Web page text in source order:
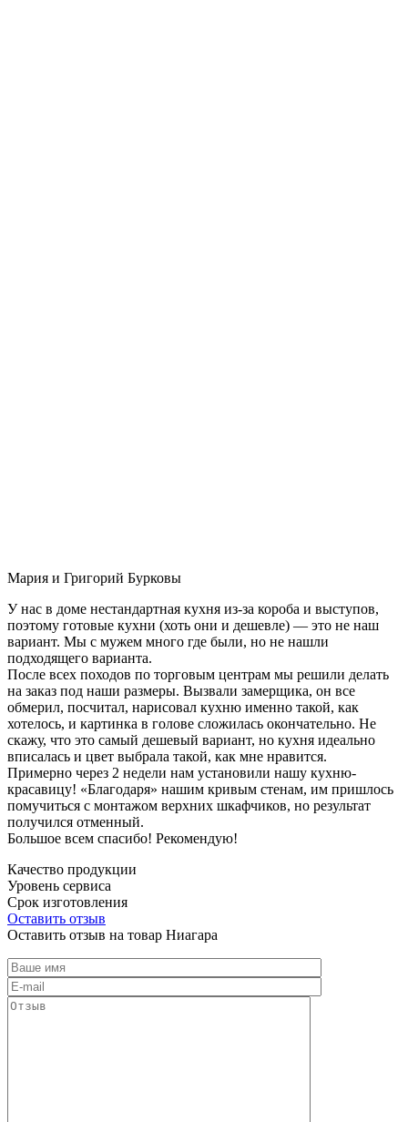
Мария и Григорий Бурковы
У нас в доме нестандартная кухня из-за короба и выступов,
поэтому готовые кухни (хоть они и дешевле) — это не наш
вариант. Мы с мужем много где были, но не нашли
подходящего варианта.
После всех походов по торговым центрам мы решили делать
на заказ под наши размеры. Вызвали замерщика, он все
обмерил, посчитал, нарисовал кухню именно такой, как
хотелось, и картинка в голове сложилась окончательно. Не
скажу, что это самый дешевый вариант, но кухня идеально
вписалась и цвет выбрала такой, как мне нравится.
Примерно через 2 недели нам установили нашу кухню-
красавицу! «Благодаря» нашим кривым стенам, им пришлось
помучиться с монтажом верхних шкафчиков, но результат
получился отменный.
Большое всем спасибо! Рекомендую!
Качество продукции
Уровень сервиса
Срок изготовления
Оставить отзыв
Оставить отзыв на товар Ниагара